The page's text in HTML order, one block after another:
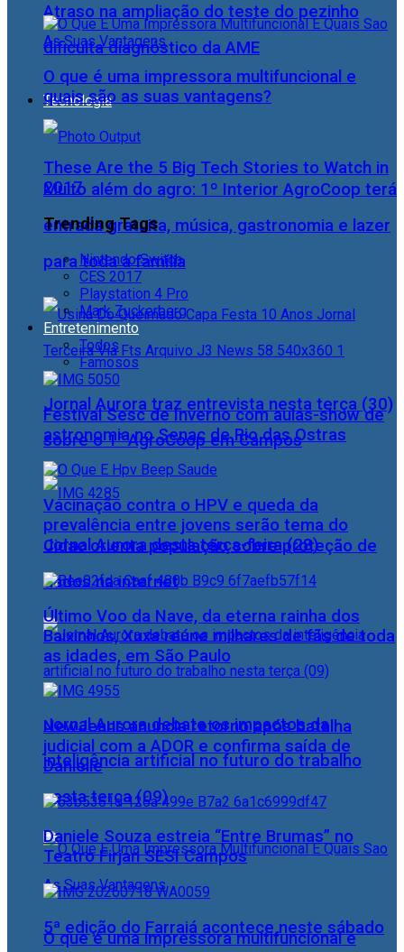
Atraso na ampliação do teste do pezinho
dificulta diagnóstico da AME
Tecnologia
Muito além do agro: 1º Interior AgroCoop terá
entrada gratuita, música, gastronomia e lazer
para toda a família
Jornal Aurora traz entrevista nesta terça (30)
sobre o 1° AgroCoop em Campos
Cidac orienta população sobre proteção de
dados na internet
Jornal Aurora debate os impactos da
inteligência artificial no futuro do trabalho
nesta terça (09)
O que é uma impressora multifuncional e
O que é uma impressora multifuncional e
quais são as suas vantagens?
These Are the 5 Big Tech Stories to Watch in
2017
Trending Tags
Nintendo Switch
CES 2017
Playstation 4 Pro
Mark Zuckerberg
Entretenimento
Todos
Famosos
Festival Sesc de Inverno com aulas-show de
astronomia no Senac de Rio das Ostras
Vacinação contra o HPV e queda da
prevalência entre jovens serão tema do
Jornal Aurora desta terça-feira (28)
Último Voo da Nave, da eterna rainha dos
Baixinhos, Xuxa reúne milhares de fãs de toda
as idades, em São Paulo
NewJeans anuncia retorno após batalha
judicial com a ADOR e confirma saída de
Danielle
Daniele Souza estreia “Entre Brumas” no
Teatro Firjan SESI Campos
5ª edição do Farraiá acontece neste sábado